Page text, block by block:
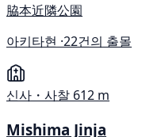
脇本近隣公園
아키타현 ·22건의 출몰
신사・사찰 612 m
Mishima Jinja